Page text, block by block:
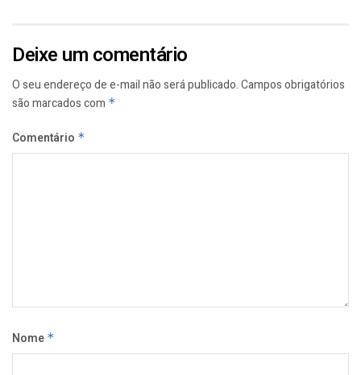
Deixe um comentário
O seu endereço de e-mail não será publicado.Campos obrigatórios
são marcados com *
Comentário *
Nome *